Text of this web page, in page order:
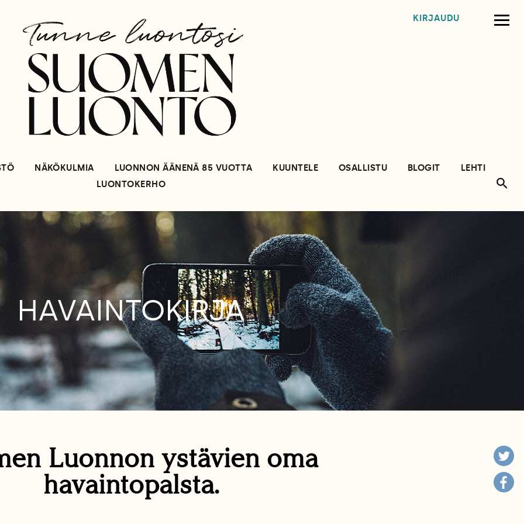
KIRJAUDU
NÄKÖKULMIA LUONNON ÄÄNENÄ 85 VUOTTA KUUNTELE OSALLISTU BLOGIT
LEHTI
LUONTOKERHO
HAVAINTOKIRJA
Luonnon ystävien oma
havaintopalsta.